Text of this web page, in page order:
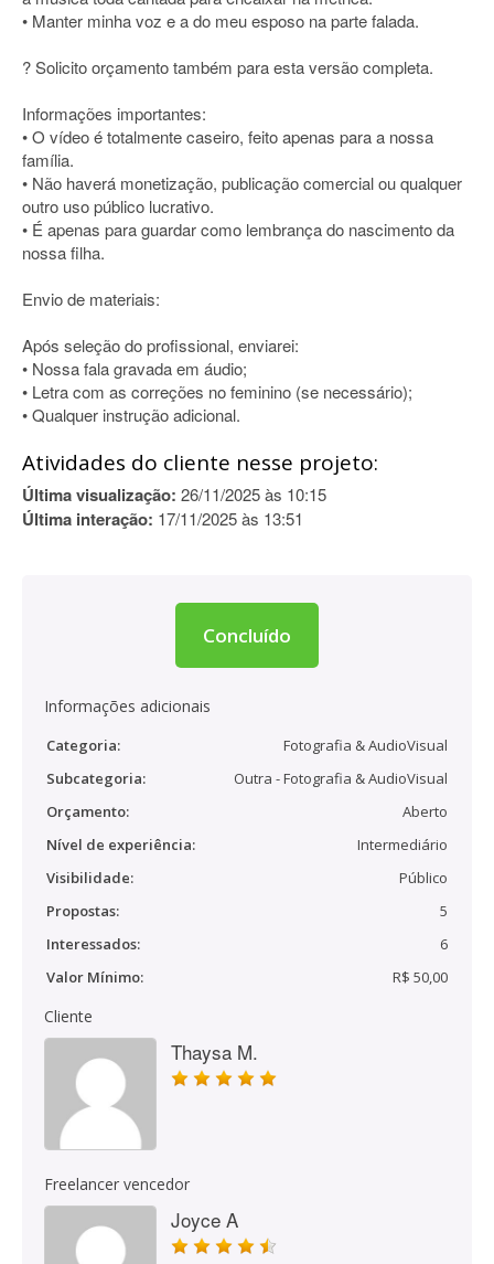
• Manter minha voz e a do meu esposo na parte falada.
? Solicito orçamento também para esta versão completa.
Informações importantes:
• O vídeo é totalmente caseiro, feito apenas para a nossa
família.
• Não haverá monetização, publicação comercial ou qualquer
outro uso público lucrativo.
• É apenas para guardar como lembrança do nascimento da
nossa filha.
Envio de materiais:
Após seleção do profissional, enviarei:
• Nossa fala gravada em áudio;
• Letra com as correções no feminino (se necessário);
• Qualquer instrução adicional.
Atividades do cliente nesse projeto:
Última visualização: 26/11/2025 às 10:15
Última interação: 17/11/2025 às 13:51
Concluído
Informações adicionais
Categoria:
Fotografia & AudioVisual
Subcategoria:
Outra - Fotografia & AudioVisual
Orçamento:
Aberto
Nível de experiência:
Intermediário
Visibilidade:
Público
Propostas:
5
Interessados:
6
Valor Mínimo:
R$ 50,00
Cliente
Thaysa M.
Freelancer vencedor
Joyce A